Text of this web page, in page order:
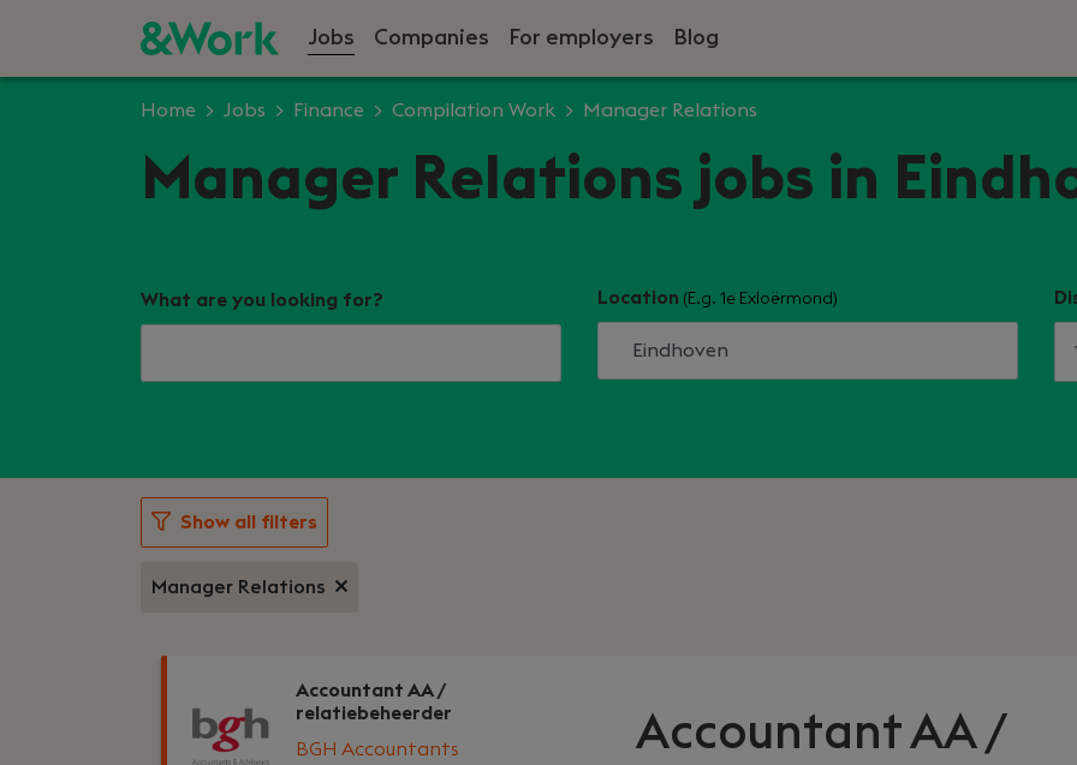
Jobs Companies For employers Blog
Home Jobs Finance Compilation Work Manager Relations
Manager Relations jobs in
What are you looking for? Location (E.g. 1e Exloërmond)
Show all filters
Manager Relations
Accountant AA /
relatiebeheerder
BGH Accountants
Accountant AA /